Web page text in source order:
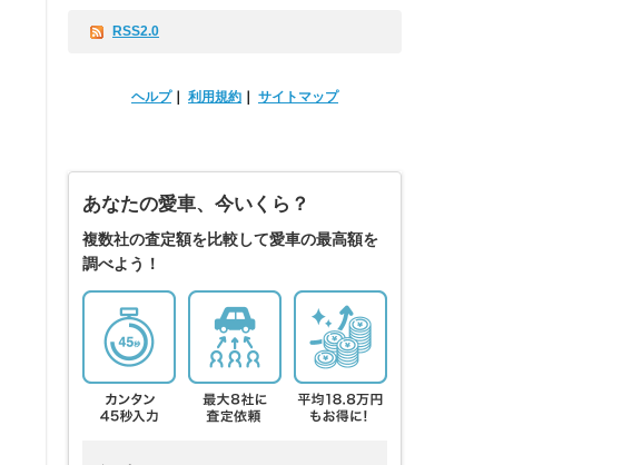
RSS2.0
ヘルプ｜ 利用規約 サイトマップ
あなたの愛車、今いくら？
複数社の査定額を比較して愛車の最高額を
調べよう！